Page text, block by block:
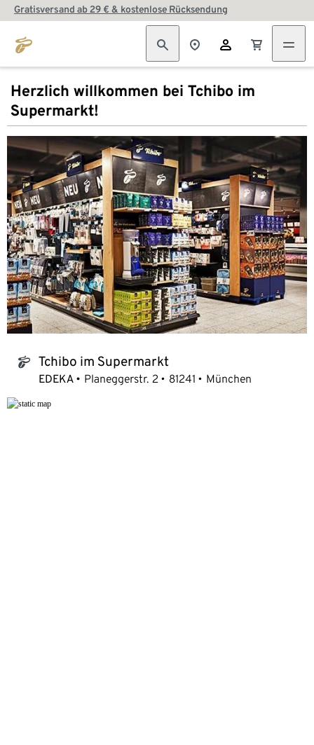
Gratisversand ab 29 € & kostenlose Rücksendung
Herzlich willkommen bei Tchibo im
Supermarkt!
tchibo_logo Tchibo im Supermarkt
EDEKA Planeggerstr. 2 81241 München